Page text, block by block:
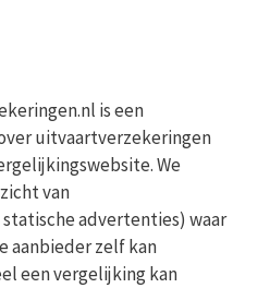
is een
uitvaartverzekeringen
We
van
advertenties) waar
aanbieder zelf kan
een vergelijking kan